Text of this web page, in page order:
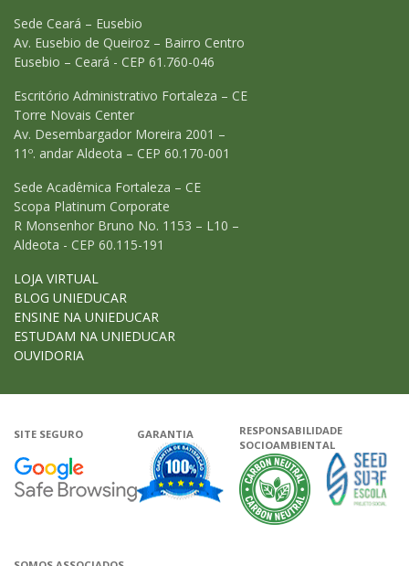
Sede Ceará – Eusebio
Av. Eusebio de Queiroz – Bairro Centro
Eusebio – Ceará - CEP 61.760-046
Escritório Administrativo Fortaleza – CE
Torre Novais Center
Av. Desembargador Moreira 2001 –
11º. andar Aldeota – CEP 60.170-001
Sede Acadêmica Fortaleza – CE
Scopa Platinum Corporate
R Monsenhor Bruno No. 1153 – L10 –
Aldeota - CEP 60.115-191
LOJA VIRTUAL
BLOG UNIEDUCAR
ENSINE NA UNIEDUCAR
ESTUDAM NA UNIEDUCAR
OUVIDORIA
SITE SEGURO
Google - Status do site no
GARANTIA
Garantia de satisfação
RESPONSABILIDADE
SOCIOAMBIENTAL
A